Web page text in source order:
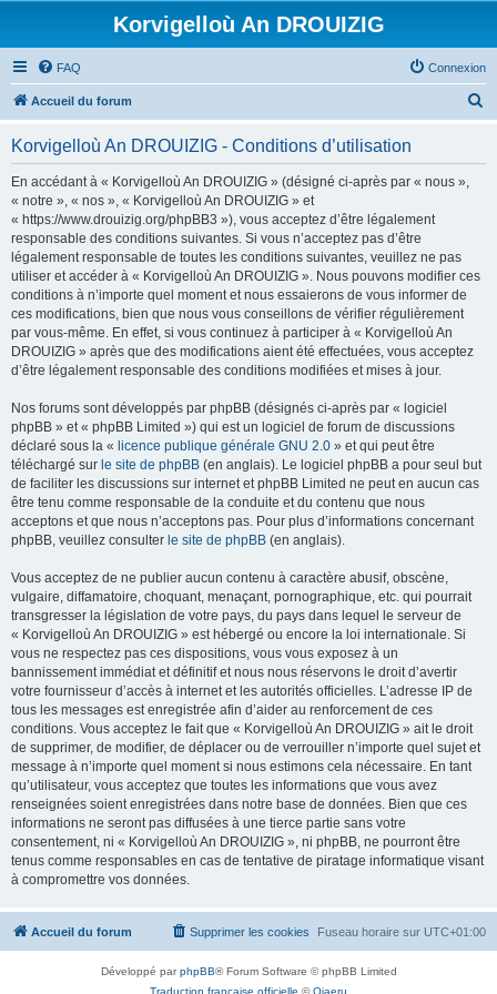
Korvigelloù An DROUIZIG
FAQ Connexion
Accueil du forum
Korvigelloù An DROUIZIG - Conditions d’utilisation
En accédant à « Korvigelloù An DROUIZIG » (désigné ci-après par « nous »,
« notre », « nos », « Korvigelloù An DROUIZIG » et
« https://www.drouizig.org/phpBB3 »), vous acceptez d’être légalement
responsable des conditions suivantes. Si vous n’acceptez pas d’être
légalement responsable de toutes les conditions suivantes, veuillez ne pas
utiliser et accéder à « Korvigelloù An DROUIZIG ». Nous pouvons modifier ces
conditions à n’importe quel moment et nous essaierons de vous informer de
ces modifications, bien que nous vous conseillons de vérifier régulièrement
par vous-même. En effet, si vous continuez à participer à « Korvigelloù An
DROUIZIG » après que des modifications aient été effectuées, vous acceptez
d’être légalement responsable des conditions modifiées et mises à jour.
Nos forums sont développés par phpBB (désignés ci-après par « logiciel
phpBB » et « phpBB Limited ») qui est un logiciel de forum de discussions
déclaré sous la « licence publique générale GNU 2.0 » et qui peut être
téléchargé sur le site de phpBB (en anglais). Le logiciel phpBB a pour seul but
de faciliter les discussions sur internet et phpBB Limited ne peut en aucun cas
être tenu comme responsable de la conduite et du contenu que nous
acceptons et que nous n’acceptons pas. Pour plus d’informations concernant
phpBB, veuillez consulter le site de phpBB (en anglais).
Vous acceptez de ne publier aucun contenu à caractère abusif, obscène,
vulgaire, diffamatoire, choquant, menaçant, pornographique, etc. qui pourrait
transgresser la législation de votre pays, du pays dans lequel le serveur de
« Korvigelloù An DROUIZIG » est hébergé ou encore la loi internationale. Si
vous ne respectez pas ces dispositions, vous vous exposez à un
bannissement immédiat et définitif et nous nous réservons le droit d’avertir
votre fournisseur d’accès à internet et les autorités officielles. L’adresse IP de
tous les messages est enregistrée afin d’aider au renforcement de ces
conditions. Vous acceptez le fait que « Korvigelloù An DROUIZIG » ait le droit
de supprimer, de modifier, de déplacer ou de verrouiller n’importe quel sujet et
message à n’importe quel moment si nous estimons cela nécessaire. En tant
qu’utilisateur, vous acceptez que toutes les informations que vous avez
renseignées soient enregistrées dans notre base de données. Bien que ces
informations ne seront pas diffusées à une tierce partie sans votre
consentement, ni « Korvigelloù An DROUIZIG », ni phpBB, ne pourront être
tenus comme responsables en cas de tentative de piratage informatique visant
à compromettre vos données.
Accueil du forum Fuseau horaire sur UTC+01:00
Supprimer les cookies
Développé parphpBB® Forum Software © phpBB Limited
Traduction française officielle ©Qiaeru